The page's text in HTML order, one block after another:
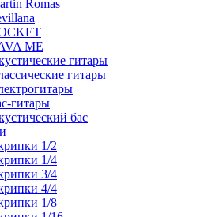
Romas
ME
гитары
гитары
гитары
бас
1/2
1/4
3/4
4/4
1/8